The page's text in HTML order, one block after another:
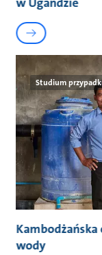
Studium
Kambodżańska
wody